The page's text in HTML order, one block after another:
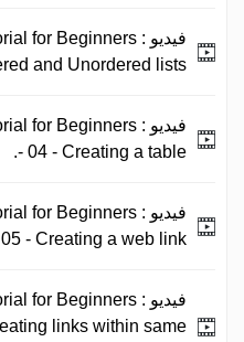
فيديو : for Beginners
and Unordered lists.
فيديو : for Beginners
- 04 - Creating a table.
فيديو : for Beginners
- Creating a web link.
فيديو : for Beginners
links within same